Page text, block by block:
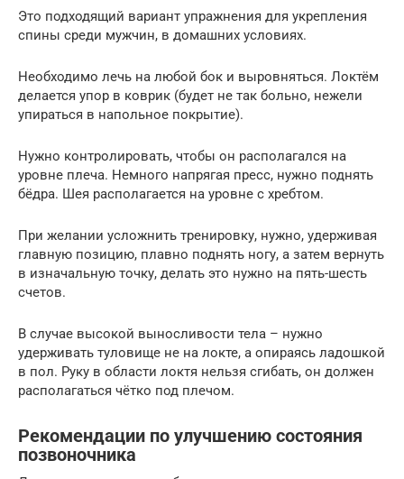
Это подходящий вариант упражнения для укрепления
спины среди мужчин, в домашних условиях.
Необходимо лечь на любой бок и выровняться. Локтём
делается упор в коврик (будет не так больно, нежели
упираться в напольное покрытие).
Нужно контролировать, чтобы он располагался на
уровне плеча. Немного напрягая пресс, нужно поднять
бёдра. Шея располагается на уровне с хребтом.
При желании усложнить тренировку, нужно, удерживая
главную позицию, плавно поднять ногу, а затем вернуть
в изначальную точку, делать это нужно на пять-шесть
счетов.
В случае высокой выносливости тела – нужно
удерживать туловище не на локте, а опираясь ладошкой
в пол. Руку в области локтя нельзя сгибать, он должен
располагаться чётко под плечом.
Рекомендации по улучшению состояния
позвоночника